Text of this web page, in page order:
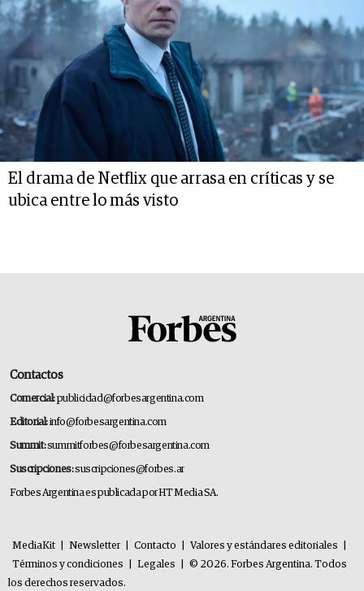
El drama de Netflix que arrasa en críticas y se
ubica entre lo más visto
Contactos
Comercial:publicidad@forbesargentina.com
Editorial:info@forbesargentina.com
Summit:summitforbes@forbesargentina.com
Suscripciones:suscripciones@forbes.ar
Forbes Argentina es publicada por HT Media SA.
MediaKit Newsletter Contacto Valores y estándares editoriales
Términos y condiciones
Legales
© 2026. Forbes Argentina. Todos
los derechos reservados.